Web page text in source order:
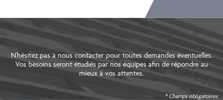
N'hésitez pas à nous contacter pour toutes demandes éventuelles.
Vos besoins seront étudiés par nos équipes afin de répondre au
mieux à vos attentes.
* Champs obligatoires